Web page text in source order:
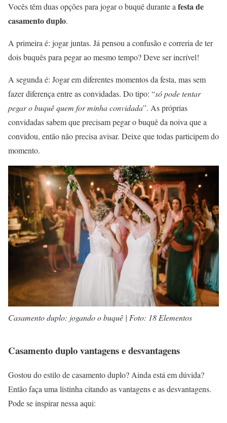
Vocês têm duas opções para jogar o buquê durante afesta de
casamento duplo.
A primeira é: jogar juntas. Já pensou a confusão e correria de ter
dois buquês para pegar ao mesmo tempo? Deve ser incrível!
A segunda é: Jogar em diferentes momentos da festa, mas sem
fazer diferença entre as convidadas. Do tipo: “só pode tentar
pegar o buquê quem for minha convidada”. As próprias
convidadas sabem que precisam pegar o buquê da noiva que a
convidou, então não precisa avisar. Deixe que todas participem do
momento.
Casamento duplo: jogando o buquê | Foto: 18 Elementos
Casamento duplo vantagens e desvantagens
Gostou do estilo de casamento duplo? Ainda está em dúvida?
Então faça uma listinha citando as vantagens e as desvantagens.
Pode se inspirar nessa aqui: